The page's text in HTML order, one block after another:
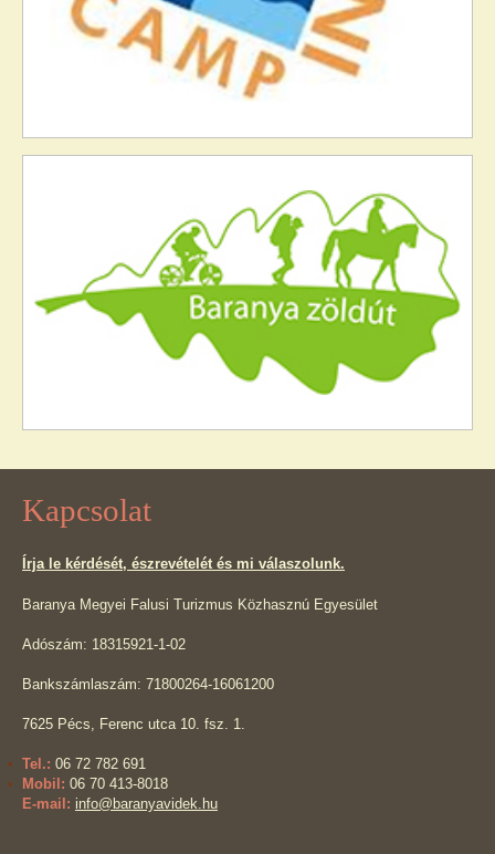
Kapcsolat
Írja le kérdését, észrevételét és mi válaszolunk.
Baranya Megyei Falusi Turizmus Közhasznú Egyesület
Adószám: 18315921-1-02
Bankszámlaszám: 71800264-16061200
7625 Pécs, Ferenc utca 10. fsz. 1.
Tel.: 06 72 782 691
Mobil: 06 70 413-8018
E-mail: info@baranyavidek.hu